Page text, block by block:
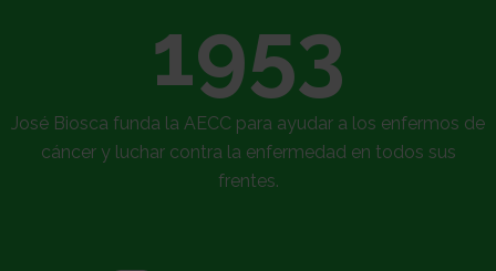
el
Investigación
Transparencia
1953
José Biosca funda la AECC para ayudar a los enfermos de
cáncer y luchar contra la enfermedad en todos sus
frentes.